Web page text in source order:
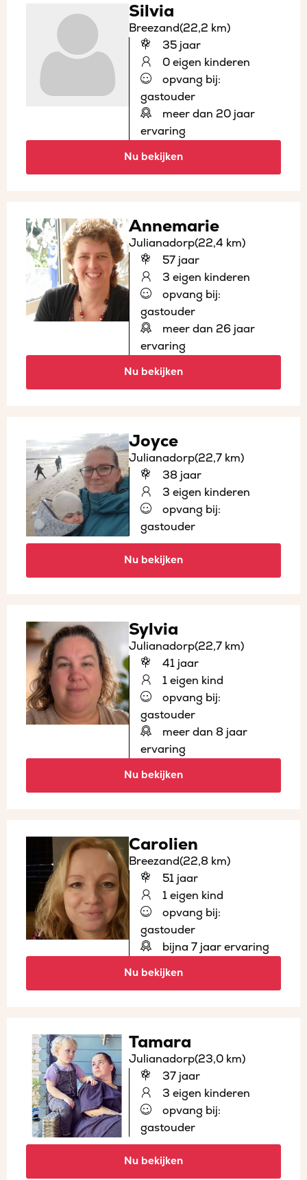
Silvia
Breezand(22,2 km)
35 jaar
0 eigen kinderen
opvang bij:
gastouder
meer dan 20 jaar
ervaring
Nu bekijken
Annemarie
Julianadorp(22,4 km)
57 jaar
3 eigen kinderen
opvang bij:
gastouder
meer dan 26 jaar
ervaring
Nu bekijken
Joyce
Julianadorp(22,7 km)
38 jaar
3 eigen kinderen
opvang bij:
gastouder
Nu bekijken
Sylvia
Julianadorp(22,7 km)
41 jaar
1 eigen kind
opvang bij:
gastouder
meer dan 8 jaar
ervaring
Nu bekijken
Carolien
Breezand(22,8 km)
51 jaar
1 eigen kind
opvang bij:
gastouder
bijna 7 jaar ervaring
Nu bekijken
Tamara
Julianadorp(23,0 km)
37 jaar
3 eigen kinderen
opvang bij:
gastouder
Nu bekijken